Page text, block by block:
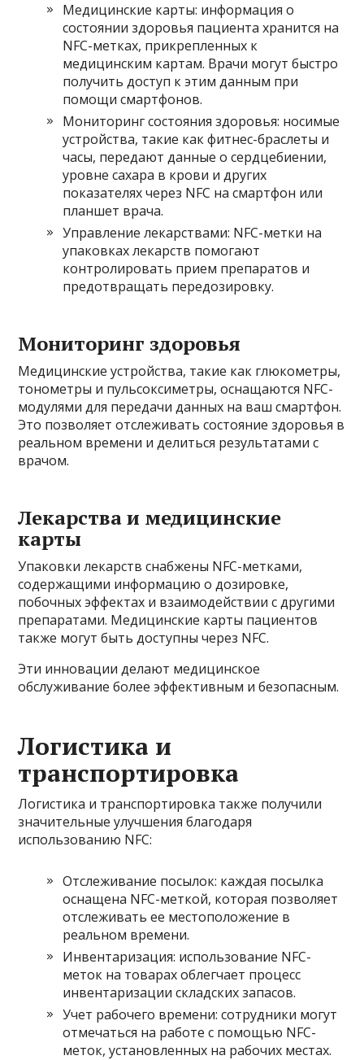
Медицинские карты: информация о
состоянии здоровья пациента хранится на
NFC-метках, прикрепленных к
медицинским картам. Врачи могут быстро
получить доступ к этим данным при
помощи смартфонов.
Мониторинг состояния здоровья: носимые
устройства, такие как фитнес-браслеты и
часы, передают данные о сердцебиении,
уровне сахара в крови и других
показателях через NFC на смартфон или
планшет врача.
Управление лекарствами: NFC-метки на
упаковках лекарств помогают
контролировать прием препаратов и
предотвращать передозировку.
Мониторинг здоровья
Медицинские устройства, такие как глюкометры,
тонометры и пульсоксиметры, оснащаются NFC-
модулями для передачи данных на ваш смартфон.
Это позволяет отслеживать состояние здоровья в
реальном времени и делиться результатами с
врачом.
Лекарства и медицинские
карты
Упаковки лекарств снабжены NFC-метками,
содержащими информацию о дозировке,
побочных эффектах и взаимодействии с другими
препаратами. Медицинские карты пациентов
также могут быть доступны через NFC.
Эти инновации делают медицинское
обслуживание более эффективным и безопасным.
Логистика и
транспортировка
Логистика и транспортировка также получили
значительные улучшения благодаря
использованию NFC:
Отслеживание посылок: каждая посылка
оснащена NFC-меткой, которая позволяет
отслеживать ее местоположение в
реальном времени.
Инвентаризация: использование NFC-
меток на товарах облегчает процесс
инвентаризации складских запасов.
Учет рабочего времени: сотрудники могут
отмечаться на работе с помощью NFC-
меток, установленных на рабочих местах.